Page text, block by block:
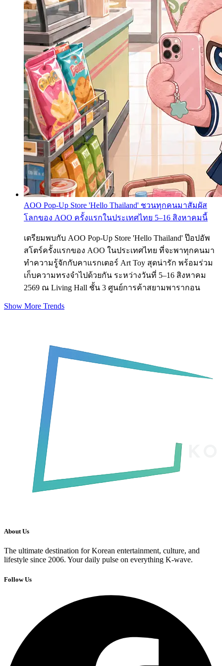
AOO Pop-Up Store 'Hello Thailand' ชวนทุกคนมาสัมผัส
โลกของ AOO ครั้งแรกในประเทศไทย 5–16 สิงหาคมนี้
เตรียมพบกับ AOO Pop-Up Store 'Hello Thailand' ป๊อปอัพ
สโตร์ครั้งแรกของ AOO ในประเทศไทย ที่จะพาทุกคนมา
ทำความรู้จักกับคาแรกเตอร์ Art Toy สุดน่ารัก พร้อมร่วม
เก็บความทรงจำไปด้วยกัน ระหว่างวันที่ 5–16 สิงหาคม
2569 ณ Living Hall ชั้น 3 ศูนย์การค้าสยามพารากอน
Show More Trends
About Us
The ultimate destination for Korean entertainment, culture, and
lifestyle since 2006. Your daily pulse on everything K-wave.
Follow Us